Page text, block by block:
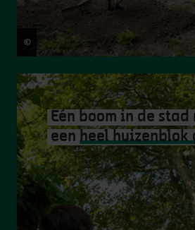
© Frederik Beyens
Eén boom in de stad
een heel huizenblok